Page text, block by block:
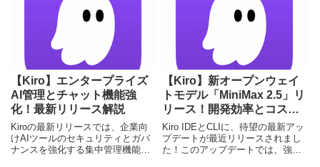
【Kiro】エンタープライズ
AI管理とチャット機能強
化！最新リリース解説
Kiroの最新リリースでは、企業向
けAIツールのセキュリティとガバ
ナンスを強化する集中管理機能が
【Kiro】新オープンウェイ
トモデル「MiniMax 2.5」リ
リース！開発効率とコスト
を革新
Kiro IDEとCLIに、待望の最新アッ
プデートが最近リリースされまし
た！このアップデートでは、強力